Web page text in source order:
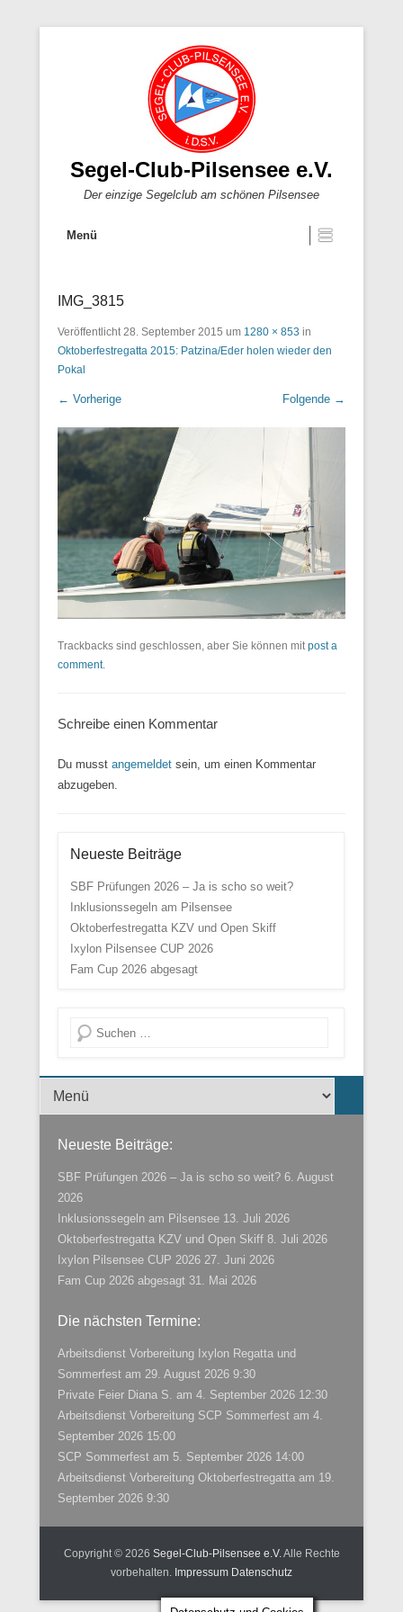
Segel-Club-Pilsensee e.V.
Der einzige Segelclub am schönen Pilsensee
Menü
IMG_3815
Veröffentlicht28. September 2015 um 1280 × 853 in
Oktoberfestregatta 2015: Patzina/Eder holen wieder den
Pokal
← Vorherige Folgende →
Trackbacks sind geschlossen, aber Sie können mitpost a
comment.
Schreibe einen Kommentar
Du musst angemeldet sein, um einen Kommentar
abzugeben.
Neueste Beiträge
SBF Prüfungen 2026 – Ja is scho so weit?
Inklusionssegeln am Pilsensee
Oktoberfestregatta KZV und Open Skiff
Ixylon Pilsensee CUP 2026
Fam Cup 2026 abgesagt
Suche
Menü der Fußzeile
Neueste Beiträge:
SBF Prüfungen 2026 – Ja is scho so weit? 6. August
2026
Inklusionssegeln am Pilsensee 13. Juli 2026
Oktoberfestregatta KZV und Open Skiff 8. Juli 2026
Ixylon Pilsensee CUP 2026 27. Juni 2026
Fam Cup 2026 abgesagt 31. Mai 2026
Die nächsten Termine:
Arbeitsdienst Vorbereitung Ixylon Regatta und
Sommerfest am 29. August 2026 9:30
Private Feier Diana S. am 4. September 2026 12:30
Arbeitsdienst Vorbereitung SCP Sommerfest am 4.
September 2026 15:00
SCP Sommerfest am 5. September 2026 14:00
Arbeitsdienst Vorbereitung Oktoberfestregatta am 19.
September 2026 9:30
Copyright © 2026 Segel-Club-Pilsensee e.V.Alle Rechte
vorbehalten. Impressum Datenschutz